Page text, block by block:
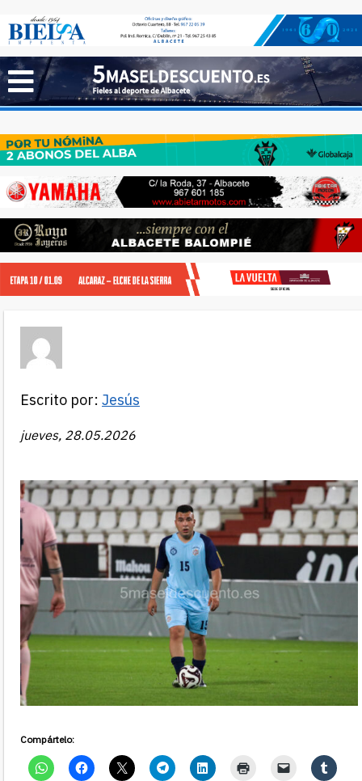
Escrito por: Jesús
jueves, 28.05.2026
Compártelo: